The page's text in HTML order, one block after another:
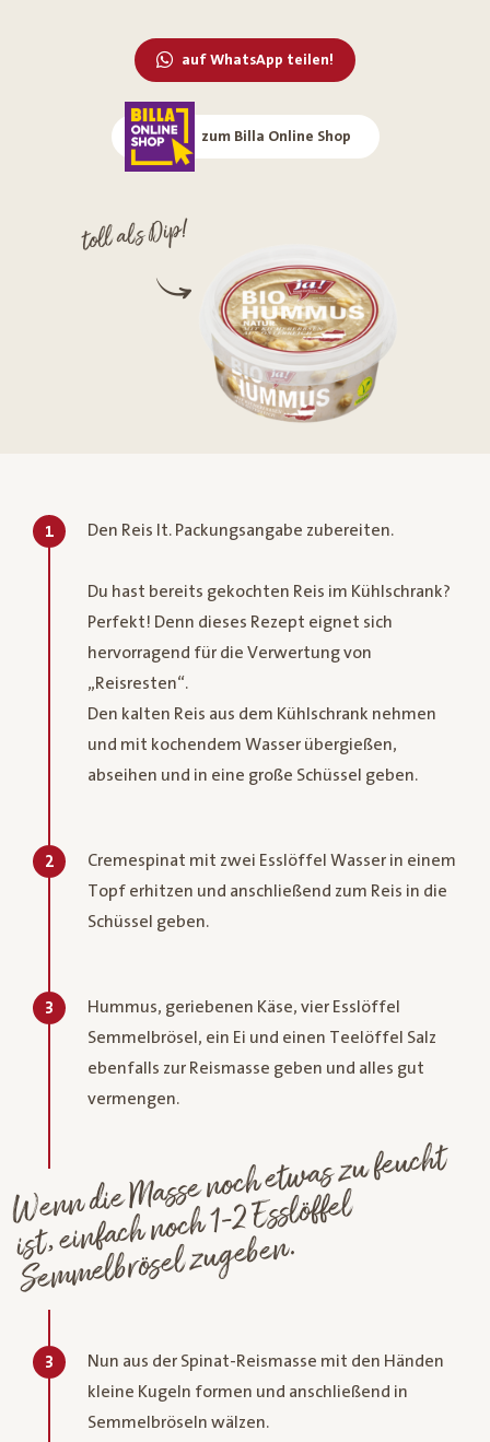
auf WhatsApp teilen!
zum Billa Online Shop
toll als Dip!
1 Den Reis lt. Packungsangabe zubereiten.
Du hast bereits gekochten Reis im Kühlschrank?
Perfekt! Denn dieses Rezept eignet sich
hervorragend für die Verwertung von
„Reisresten“.
Den kalten Reis aus dem Kühlschrank nehmen
und mit kochendem Wasser übergießen,
abseihen und in eine große Schüssel geben.
2
Cremespinat mit zwei Esslöffel Wasser in einem
Topf erhitzen und anschließend zum Reis in die
Schüssel geben.
3
Hummus, geriebenen Käse, vier Esslöffel
Semmelbrösel, ein Ei und einen Teelöffel Salz
ebenfalls zur Reismasse geben und alles gut
vermengen.
Wenn die
Masse noch et
was zu feucht
ist, einfach noch 1-2 Esslöffel
Se
m
melbrösel zugeben.
3
Nun aus der Spinat-Reismasse mit den Händen
kleine Kugeln formen und anschließend in
Semmelbröseln wälzen.